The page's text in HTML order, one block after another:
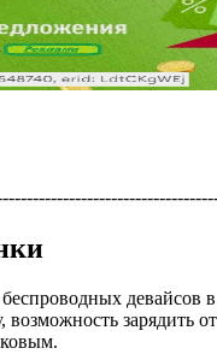
девайсов в
возможность зарядить